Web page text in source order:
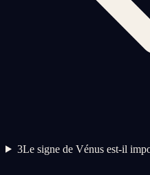
3Le signe de Vénus est-il